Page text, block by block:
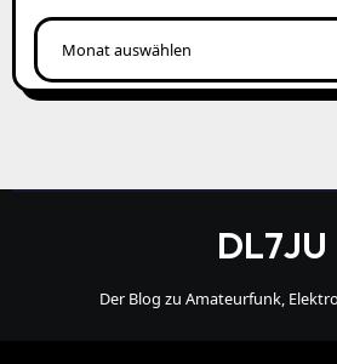
Ältere
Beiträge
DL7JU
Der Blog zu Amateurfunk,